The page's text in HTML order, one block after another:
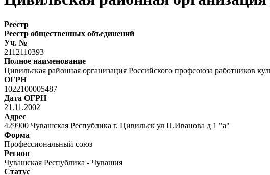
Реестр
Реестр общественных объединений
Уч. №
2112110393
Полное наименование
Цивильская районная организация Российского профсоюза работников
ОГРН
1022100005487
Дата ОГРН
21.11.2002
Адрес
429900 Чувашская Республика г. Цивильск ул П.Иванова д 1 "а"
Форма
Профессиональный союз
Регион
Чувашская Республика - Чувашия
Статус